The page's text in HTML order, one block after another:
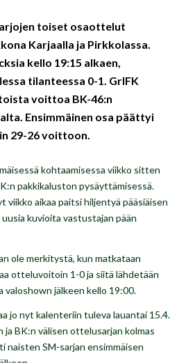
toiset osaottelut
Karjaalla ja Pirkkolassa.
kello 19:15 alkaen,
tilanteessa 0-1. GrIFK
voittoa BK-46:n
Ensimmäinen osa päättyi
29-26 voittoon.
kohtaamisessa viikko sitten
pakkikaluston pysäyttämisessä.
viikko aikaa paitsi hiljentyä pääsiäisen
kuvioita vastustajan pään
ole merkitystä, kun matkataan
otteluvoitoin 1-0 ja siitä lähdetään
valoshown jälkeen kello 19:00.
jo nyt kalenteriin tuleva lauantai 15.4.
ja BK:n välisen ottelusarjan kolmas
naisten SM-sarjan ensimmäisen